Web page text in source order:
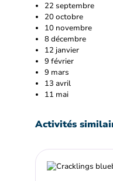
22 septembre
20 octobre
10 novembre
8 décembre
12 janvier
9 février
9 mars
13 avril
11 mai
Activités